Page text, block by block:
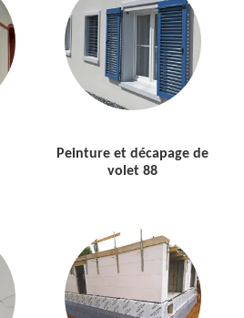
Peinture et décapage de
volet 88